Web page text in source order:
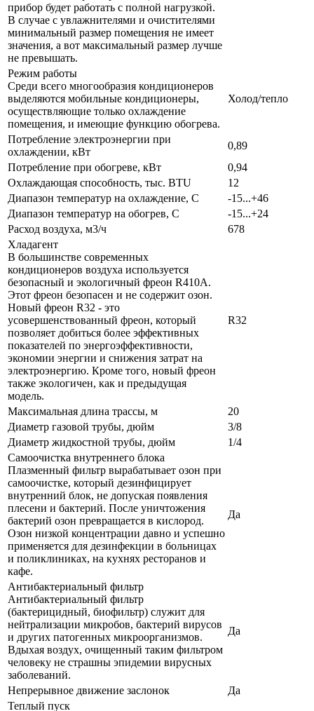
прибор будет работать с полной нагрузкой.
В случае с увлажнителями и очистителями
минимальный размер помещения не имеет
значения, а вот максимальный размер лучше
не превышать.
Режим работы
Среди всего многообразия кондиционеров
выделяются мобильные кондиционеры,
осуществляющие только охлаждение
помещения, и имеющие функцию обогрева.
Холод/тепло
Потребление электроэнергии при
охлаждении, кВт
0,89
Потребление при обогреве, кВт
0,94
Охлаждающая способность, тыс. BTU
12
Диапазон температур на охлаждение, С
-15...+46
Диапазон температур на обогрев, С
-15...+24
Расход воздуха, м3/ч
678
Хладагент
В большинстве современных
кондиционеров воздуха используется
безопасный и экологичный фреон R410A.
Этот фреон безопасен и не содержит озон.
Новый фреон R32 - это
усовершенствованный фреон, который
позволяет добиться более эффективных
показателей по энергоэффективности,
экономии энергии и снижения затрат на
электроэнергию. Кроме того, новый фреон
также экологичен, как и предыдущая
модель.
R32
Максимальная длина трассы, м
20
Диаметр газовой трубы, дюйм
3/8
Диаметр жидкостной трубы, дюйм
1/4
Самоочистка внутреннего блока
Плазменный фильтр вырабатывает озон при
самоочистке, который дезинфицирует
внутренний блок, не допуская появления
плесени и бактерий. После уничтожения
бактерий озон превращается в кислород.
Озон низкой концентрации давно и успешно
применяется для дезинфекции в больницах
и поликлиниках, на кухнях ресторанов и
кафе.
Да
Антибактериальный фильтр
Антибактериальный фильтр
(бактерицидный, биофильтр) служит для
нейтрализации микробов, бактерий вирусов
и других патогенных микроорганизмов.
Вдыхая воздух, очищенный таким фильтром
человеку не страшны эпидемии вирусных
заболеваний.
Да
Непрерывное движение заслонок
Да
Теплый пуск